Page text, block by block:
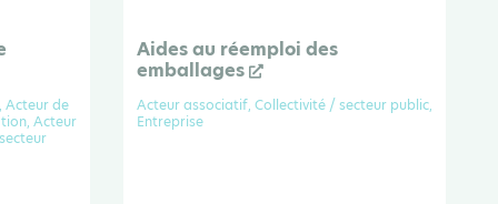
Acteur de
Acteur
Aides au réemploi des
emballages
Acteur associatif, Collectivité / secteur public,
Entreprise